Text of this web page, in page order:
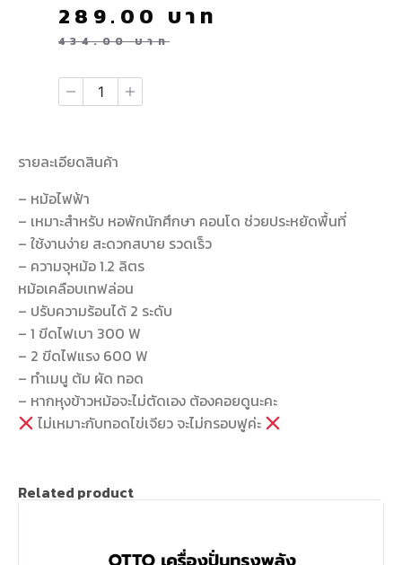
434.00บาท
289.00 บาท
รายละเอียดสินค้า
– หม้อไฟฟ้า
– เหมาะสำหรับ หอพักนักศึกษา คอนโด ช่วยประหยัดพื้นที่
– ใช้งานง่าย สะดวกสบาย รวดเร็ว
– ความจุหม้อ 1.2 ลิตร
หม้อเคลือบเทฟล่อน
– ปรับความร้อนได้ 2 ระดับ
– 1 ขีดไฟเบา 300 W
– 2 ขีดไฟแรง 600 W
– ทำเมนู ต้ม ผัด ทอด
– หากหุงข้าวหม้อจะไม่ตัดเอง ต้องคอยดูนะคะ
ไม่เหมาะกับทอดไข่เจียว จะไม่กรอบฟูค่ะ
Related product